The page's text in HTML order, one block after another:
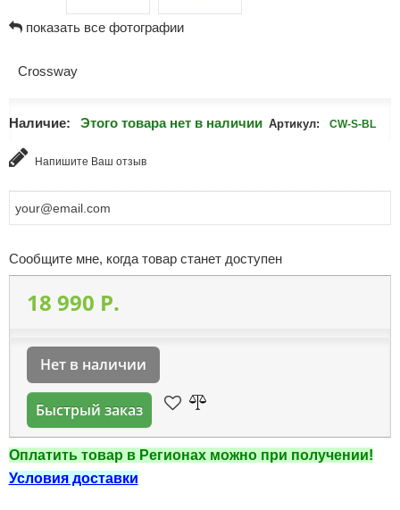
показать все фотографии
Crossway
Наличие: Этого товара нет в наличии Артикул: CW-S-BL
Напишите Ваш отзыв
Сообщите мне, когда товар станет доступен
18 990 P.
Нет в наличии
Быстрый заказ
Оплатить товар в Регионах можно при получении!
Условия доставки